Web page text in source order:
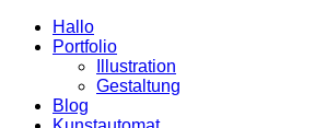
Hallo
Portfolio
Illustration
Gestaltung
Blog